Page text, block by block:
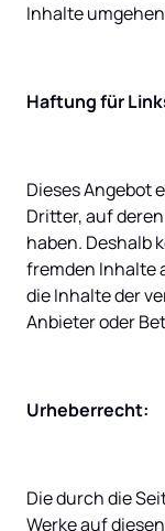
Inhalte
Haftung für
Dieses Angebot
Dritter, auf
haben. Deshalb
fremden Inhalte
die Inhalte der
Anbieter oder
Urheberrecht:
Die durch die
Werke auf